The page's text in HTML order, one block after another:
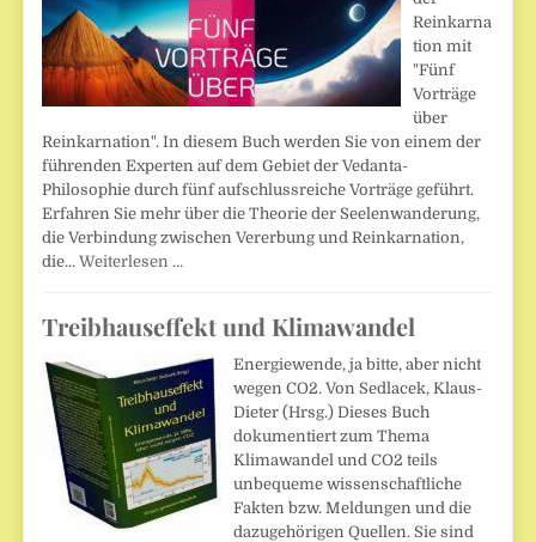
Reinkarna
tion mit
"Fünf
Vorträge
über
Reinkarnation". In diesem Buch werden Sie von einem der
führenden Experten auf dem Gebiet der Vedanta-
Philosophie durch fünf aufschlussreiche Vorträge geführt.
Erfahren Sie mehr über die Theorie der Seelenwanderung,
die Verbindung zwischen Vererbung und Reinkarnation,
die…Weiterlesen …
Treibhauseffekt und Klimawandel
Energiewende, ja bitte, aber nicht
wegen CO2. Von Sedlacek, Klaus-
Dieter (Hrsg.) Dieses Buch
dokumentiert zum Thema
Klimawandel und CO2 teils
unbequeme wissenschaftliche
Fakten bzw. Meldungen und die
dazugehörigen Quellen. Sie sind